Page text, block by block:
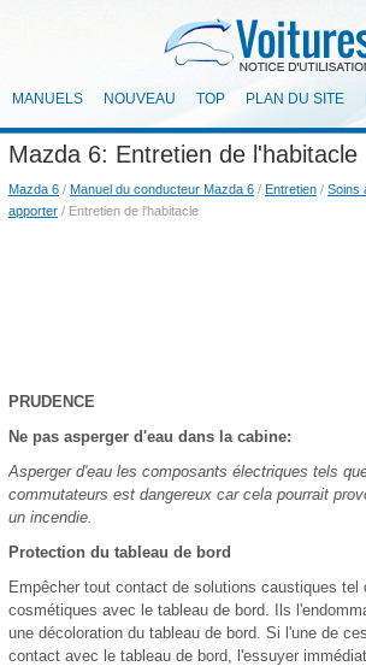
MANUELS NOUVEAU TOP PLAN DU SITE
Mazda 6: Entretien de l'habitacle
Mazda 6 / Manuel du conducteur Mazda 6 / Entretien / Soins
apporter / Entretien de l'habitacle
PRUDENCE
Ne pas asperger d'eau dans la cabine:
Asperger d'eau les composants électriques tels
commutateurs est dangereux car cela pourrait
un incendie.
Protection du tableau de bord
Empêcher tout contact de solutions caustiques tel
cosmétiques avec le tableau de bord. Ils
une décoloration du tableau de bord. Si l'une de
contact avec le tableau de bord, l'essuyer